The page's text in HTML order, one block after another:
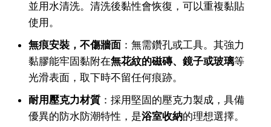
並用水清洗。清洗後黏性會恢復，可以重複黏貼
使用。
無痕安裝，不傷牆面 ：無需鑽孔或工具。其強力
黏膠能牢固黏附在無花紋的磁磚、鏡子或玻璃等
光滑表面，取下時不留任何痕跡。
耐用壓克力材質 ：採用堅固的壓克力製成，具備
優異的防水防潮特性，是浴室收納的理想選擇。